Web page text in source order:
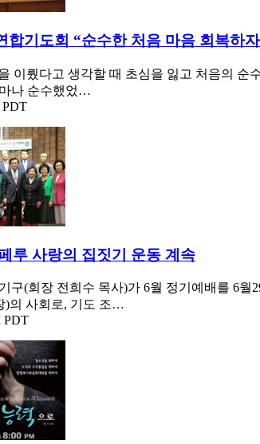
합기도회 “순수한 처음 마음 회복하
이뤘다고 생각할 때 초심을 잃고 처음의
나 순수했었…
PDT
루 사랑의 집짓기 운동 계속
구(회장 전희수 목사)가 6월 정기예배를 6
)의 사회로, 기도 조…
PDT